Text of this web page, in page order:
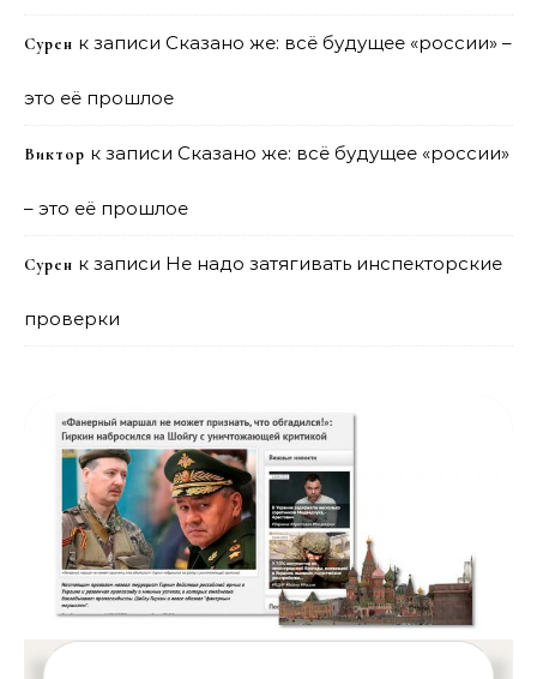
Сурен к записи Сказано же: всё будущее «россии» –
это её прошлое
Виктор к записи Сказано же: всё будущее «россии»
– это её прошлое
Сурен к записи Не надо затягивать инспекторские
проверки